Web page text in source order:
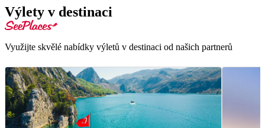
Výlety v destinaci
Využijte skvělé nabídky výletů v destinaci od našich partnerů